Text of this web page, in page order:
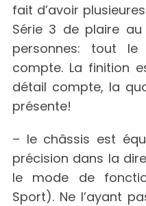
fait d’avoir
Série 3 de plaire
personnes: tout
compte. La finition
détail compte, la
présente!
– le châssis est
précision dans la
le mode de
Sport). Ne l’ayant